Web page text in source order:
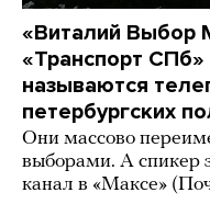
«Виталий Выбор
«Транспорт
называются
петербургских
Они массово
выборами. А спикер
канал в «Максе»